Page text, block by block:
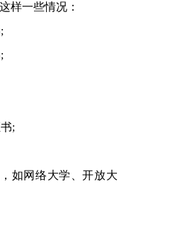
一些情况：
;
如网络大学、开放大